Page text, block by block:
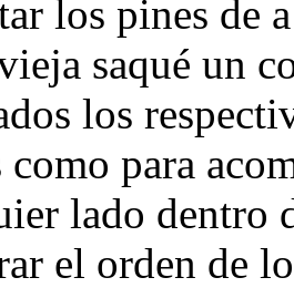
los pines de
saqué un
los
como para
lado dentro
el orden de